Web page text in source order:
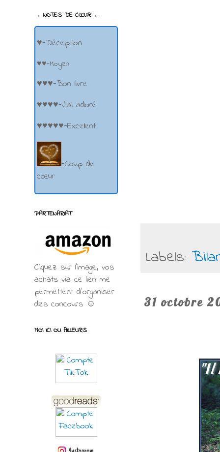
Labels:
31 octobre
→ NOTES DE CŒUR ←
♥-Déception
♥♥-Moyen
♥♥♥-Bon livre
♥♥♥♥-J'ai adoré
♥♥♥♥♥-Excellent
-Coup de
cœur
PARTENARIAT
Cliquez sur l'image, vos
achats via ce lien me
permettent d’organiser
des concours ☺
MOI ICI OU AILLEURS